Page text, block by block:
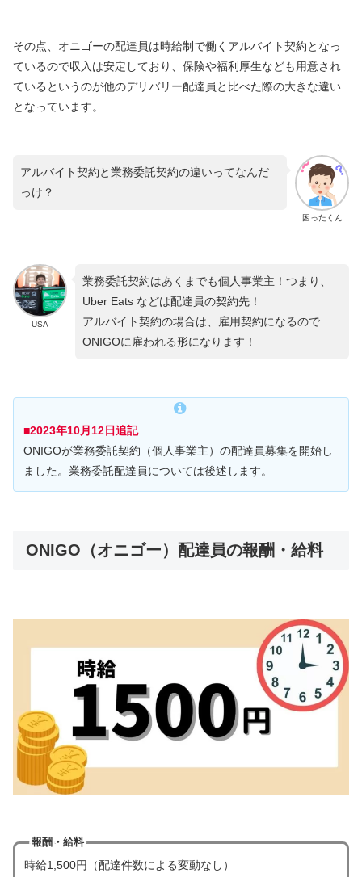
その点、オニゴーの配達員は時給制で働くアルバイト契約となっ
ているので収入は安定しており、保険や福利厚生なども用意され
ているというのが他のデリバリー配達員と比べた際の大きな違い
となっています。
困ったくん
アルバイト契約と業務委託契約の違いってなんだ
っけ？
USA
業務委託契約はあくまでも個人事業主！つまり、
Uber Eats などは配達員の契約先！
アルバイト契約の場合は、雇用契約になるので
ONIGOに雇われる形になります！
■2023年10月12日追記
ONIGOが業務委託契約（個人事業主）の配達員募集を開始し
ました。業務委託配達員については後述します。
ONIGO（オニゴー）配達員の報酬・給料
報酬・給料
時給1,500円（配達件数による変動なし）